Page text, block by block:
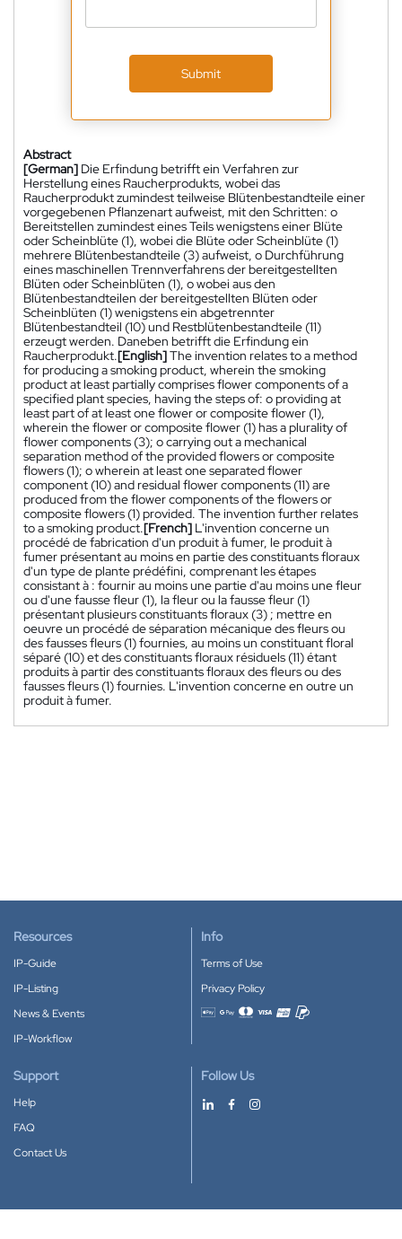
Submit
Abstract
[German] Die Erfindung betrifft ein Verfahren zur
Herstellung eines Raucherprodukts, wobei das
Raucherprodukt zumindest teilweise Blütenbestandteile einer
vorgegebenen Pflanzenart aufweist, mit den Schritten: o
Bereitstellen zumindest eines Teils wenigstens einer Blüte
oder Scheinblüte (1), wobei die Blüte oder Scheinblüte (1)
mehrere Blütenbestandteile (3) aufweist, o Durchführung
eines maschinellen Trennverfahrens der bereitgestellten
Blüten oder Scheinblüten (1), o wobei aus den
Blütenbestandteilen der bereitgestellten Blüten oder
Scheinblüten (1) wenigstens ein abgetrennter
Blütenbestandteil (10) und Restblütenbestandteile (11)
erzeugt werden. Daneben betrifft die Erfindung ein
Raucherprodukt.[English]The invention relates to a method
for producing a smoking product, wherein the smoking
product at least partially comprises flower components of a
specified plant species, having the steps of: o providing at
least part of at least one flower or composite flower (1),
wherein the flower or composite flower (1) has a plurality of
flower components (3); o carrying out a mechanical
separation method of the provided flowers or composite
flowers (1); o wherein at least one separated flower
component (10) and residual flower components (11) are
produced from the flower components of the flowers or
composite flowers (1) provided. The invention further relates
to a smoking product.[French] L'invention concerne un
procédé de fabrication d'un produit à fumer, le produit à
fumer présentant au moins en partie des constituants floraux
d'un type de plante prédéfini, comprenant les étapes
consistant à : fournir au moins une partie d'au moins une fleur
ou d'une fausse fleur (1), la fleur ou la fausse fleur (1)
présentant plusieurs constituants floraux (3) ; mettre en
oeuvre un procédé de séparation mécanique des fleurs ou
des fausses fleurs (1) fournies, au moins un constituant floral
séparé (10) et des constituants floraux résiduels (11) étant
produits à partir des constituants floraux des fleurs ou des
fausses fleurs (1) fournies. L'invention concerne en outre un
produit à fumer.
Resources
IP-Guide
IP-Listing
News & Events
IP-Workflow
Info
Terms of Use
Privacy Policy
Accepted payment methods
Support
Help
FAQ
Contact Us
Follow Us